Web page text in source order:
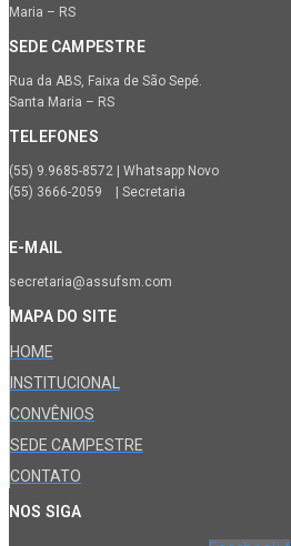
Maria – RS
SEDE CAMPESTRE
Rua da ABS, Faixa de São Sepé.
Santa Maria – RS
TELEFONES
(55) 9.9685-8572 | Whatsapp Novo
(55) 3666-2059 | Secretaria
E-MAIL
secretaria@assufsm.com
MAPA DO SITE
HOME
INSTITUCIONAL
CONVÊNIOS
SEDE CAMPESTRE
CONTATO
NOS SIGA